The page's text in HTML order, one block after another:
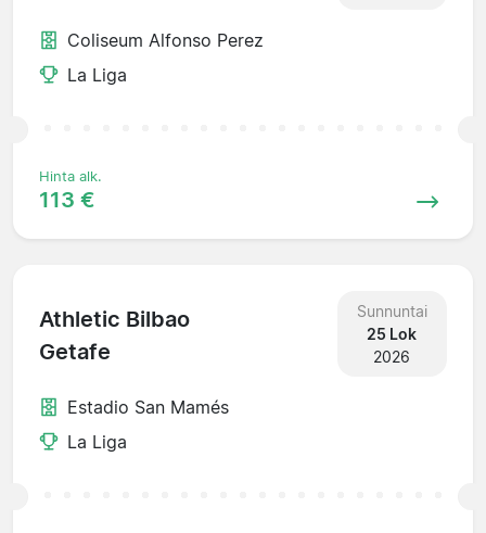
Coliseum Alfonso Perez
La Liga
Hinta alk.
113 €
Athletic Bilbao
Getafe
Sunnuntai
25 Lok
2026
Estadio San Mamés
La Liga